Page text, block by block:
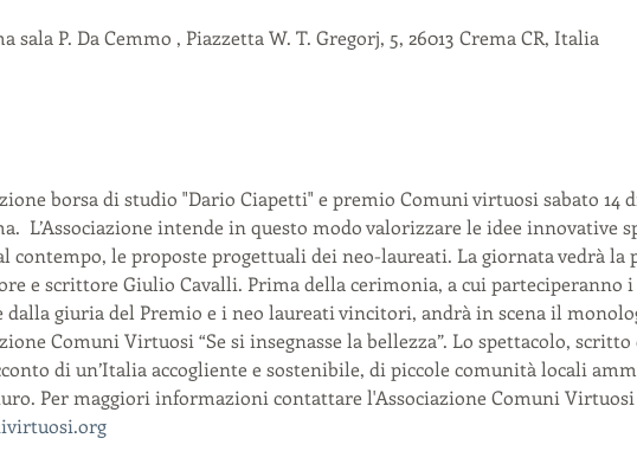
sala P. Da Cemmo , Piazzetta W. T. Gregorj, 5, 26013 Crema CR, Italia
borsa di studio "Dario Ciapetti" e premio Comuni virtuosi sabato 14
L’Associazione intende in questo modo valorizzare le idee innovative
contempo, le proposte progettuali dei neo-laureati. La giornata vedrà la
e scrittore Giulio Cavalli. Prima della cerimonia, a cui parteciperanno
dalla giuria del Premio e i neo laureati vincitori, andrà in scena il
Comuni Virtuosi “Se si insegnasse la bellezza”. Lo spettacolo,
di un’Italia accogliente e sostenibile, di piccole comunità locali
Per maggiori informazioni contattare l'Associazione Comuni Virtuosi